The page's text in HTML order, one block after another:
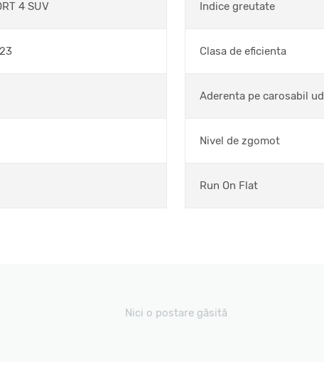
4 SUV Indice greutate
Clasa de eficienta
Aderenta pe carosabil ud
Nivel de zgomot
Run On Flat
Nici o postare găsită